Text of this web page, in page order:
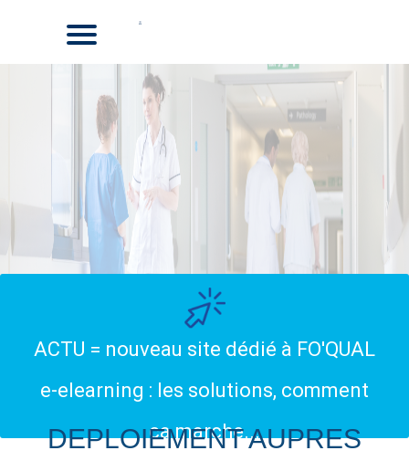
ACTU = nouveau site dédié à FO'QUAL
e-elearning : les solutions, comment
ça marche...
DEPLOIEMENT AUPRES